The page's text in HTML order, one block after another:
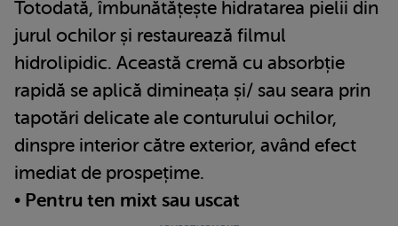
Totodată, îmbunătățește hidratarea pielii din
jurul ochilor și restaurează filmul
hidrolipidic. Această cremă cu absorbție
rapidă se aplică dimineața și/ sau seara prin
tapotări delicate ale conturului ochilor,
dinspre interior către exterior, având efect
imediat de prospețime.
• Pentru ten mixt sau uscat